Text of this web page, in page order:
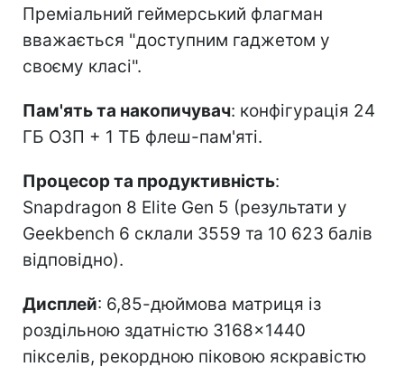
Преміальний геймерський флагман
вважається "доступним гаджетом у
своєму класі".
Пам'ять та накопичувач: конфігурація 24
ГБ ОЗП + 1 ТБ флеш-пам'яті.
Процесор та продуктивність:
Snapdragon 8 Elite Gen 5 (результати у
Geekbench 6 склали 3559 та 10 623 балів
відповідно).
Дисплей: 6,85-дюймова матриця із
роздільною здатністю 3168×1440
пікселів, рекордною піковою яскравістю